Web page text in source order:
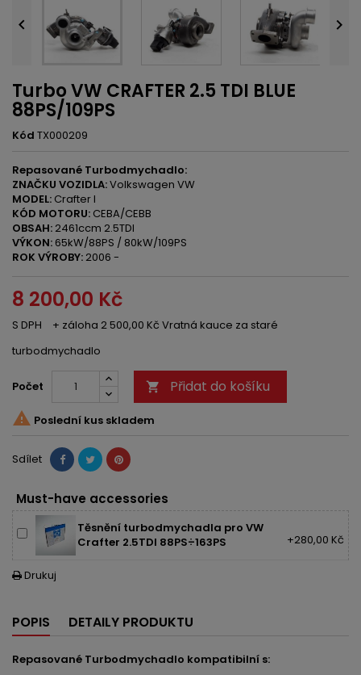
 
Turbo VW CRAFTER 2.5 TDI BLUE
88PS/109PS
Kód TX000209
Repasované Turbodmychadlo:
ZNAČKU VOZIDLA:Volkswagen VW
MODEL: Crafter I
KÓD MOTORU: CEBA/CEBB
OBSAH: 2461ccm 2.5TDI
VÝKON: 65kW/88PS / 80kW/109PS
ROK VÝROBY: 2006 -
8 200,00 Kč
S DPH
+ záloha 2 500,00 Kč Vratná kauce za staré
turbodmychadlo
Počet  Přidat do košíku
 Poslední kus skladem
Sdílet
Must-have accessories
Těsnění turbodmychadla pro VW
Crafter 2.5TDI 88PS÷163PS
+280,00 Kč
 Drukuj
POPIS DETAILY PRODUKTU
Repasované Turbodmychadlo kompatibilní s: